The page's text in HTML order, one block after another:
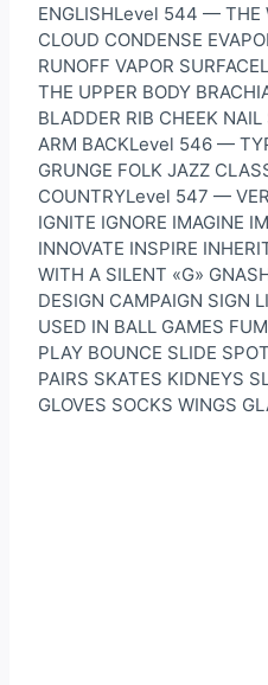
ENGLISHLevel 544 — THE
CLOUD CONDENSE
RUNOFF VAPOR
THE UPPER BODY
BLADDER RIB CHEEK
ARM BACKLevel 546 —
GRUNGE FOLK JAZZ
COUNTRYLevel 547 —
IGNITE IGNORE IMAGINE
INNOVATE INSPIRE
WITH A SILENT «G»
DESIGN CAMPAIGN SIGN
USED IN BALL GAMES
PLAY BOUNCE SLIDE
PAIRS SKATES KIDNEYS
GLOVES SOCKS WINGS